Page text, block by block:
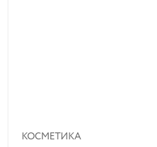
КОСМЕТИКА